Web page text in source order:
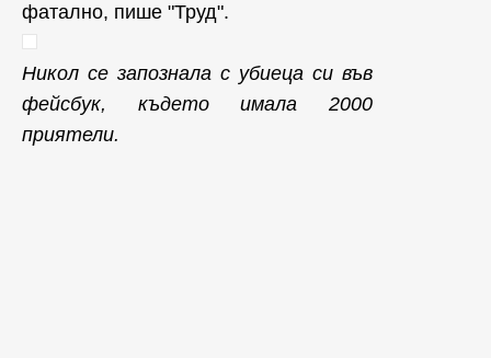
фатално, пише "Труд".
Никол се запознала с убиеца си във
фейсбук, където имала 2000
приятели.